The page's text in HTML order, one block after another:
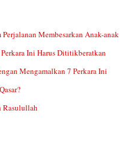
Membesarkan Anak-anak
Ini Harus Dititikberatkan
Mengamalkan 7 Perkara Ini
Rasulullah